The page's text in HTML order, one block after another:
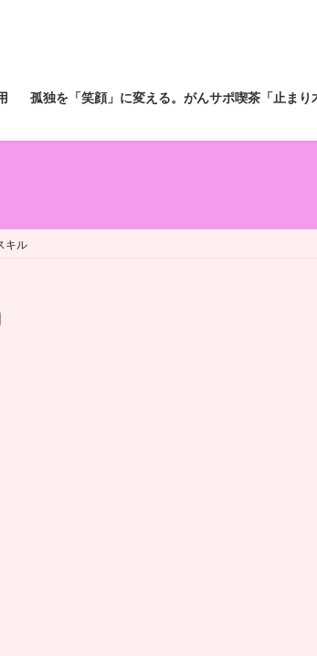
孤独を「笑顔」に変える。がんサポ喫茶「止まり
キル